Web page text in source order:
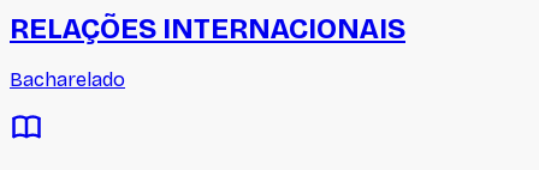
RELAÇÕES INTERNACIONAIS
Bacharelado